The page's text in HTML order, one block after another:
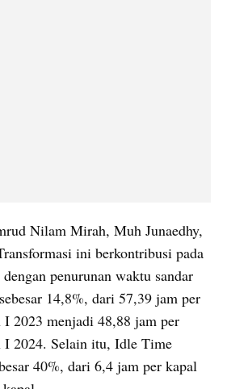
Nilam Mirah, Muh Junaedhy,
ini berkontribusi pada
penurunan waktu sandar
14,8%, dari 57,39 jam per
2023 menjadi 48,88 jam per
I 2024. Selain itu, Idle Time
40%, dari 6,4 jam per kapal